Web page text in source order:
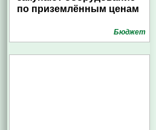
по приземлённым ценам
Бюджет